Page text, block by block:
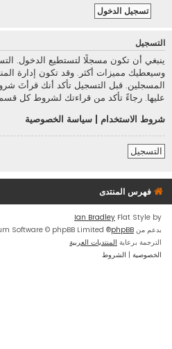
التسجيل
ينبغي أن تكون مسجلًا لتستطيع الدخول.
وسيعطيك مميزات أكثر. وقد تكون إدارة
المسجلين. قبل التسجيل تأكد أنك قرأتَ
عليها. رجاءً تأكد من قراءتك لشروط كل
شروط الاستخدام
سياسة الخصوصية
التسجيل
فهرس المنتدى
Flat Style by
Ian Bradley
بدعم من phpBB
® Forum Software © phpBB Limited
الترجمة برعاية المنتديات العربية
الخصوصية | الشروط